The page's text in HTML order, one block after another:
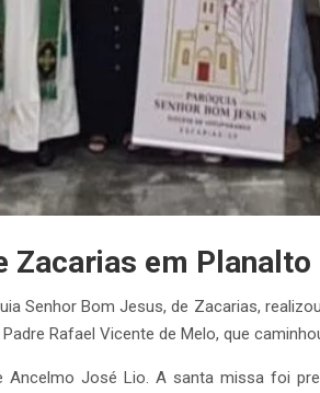
Zacarias em Planalto
Senhor Bom Jesus, de Zacarias,
Rafael Vicente de Melo, que
José Lio. A santa missa foi